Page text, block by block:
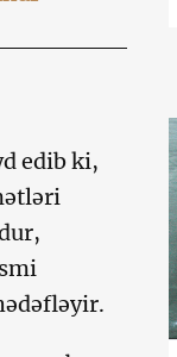
edib ki,